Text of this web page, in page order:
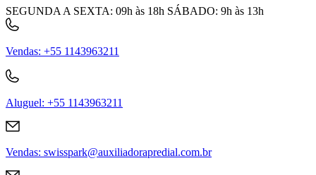
SEGUNDA A SEXTA: 09h às 18h SÁBADO: 9h às 13h
Vendas: +55 1143963211
Aluguel: +55 1143963211
Vendas: swisspark@auxiliadorapredial.com.br